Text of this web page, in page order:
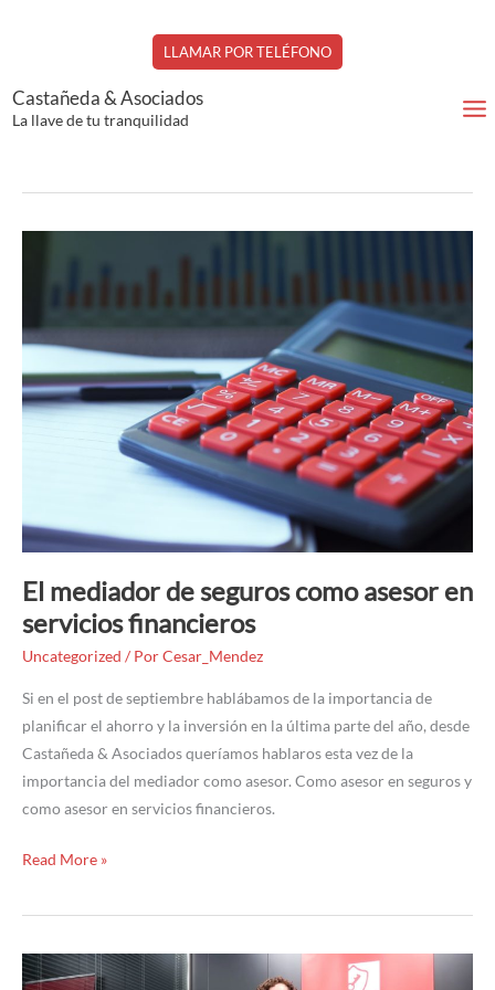
contenido
LLAMAR POR TELÉFONO
Castañeda & Asociados
La llave de tu tranquilidad
APMEN
El mediador de seguros como asesor en
servicios financieros
Uncategorized / PorCesar_Mendez
Si en el post de septiembre hablábamos de la importancia de
planificar el ahorro y la inversión en la última parte del año, desde
Castañeda & Asociados queríamos hablaros esta vez de la
importancia del mediador como asesor. Como asesor en seguros y
como asesor en servicios financieros.
seguros
como
asesor
en
Read More »
2022: